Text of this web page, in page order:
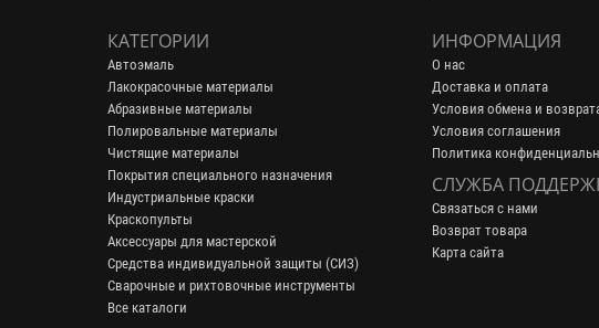
КАТЕГОРИИ
Автоэмаль
Лакокрасочные материалы
Абразивные материалы
Полировальные материалы
Чистящие материалы
Покрытия специального назначения
Индустриальные краски
Краскопульты
Аксессуары для мастерской
Средства индивидуальной защиты (СИЗ)
Сварочные и рихтовочные инструменты
Все каталоги
ИНФОРМАЦИЯ
О нас
Доставка и оплата
Условия обмена и
Условия соглашения
Политика
СЛУЖБА
Связаться с нами
Возврат товара
Карта сайта